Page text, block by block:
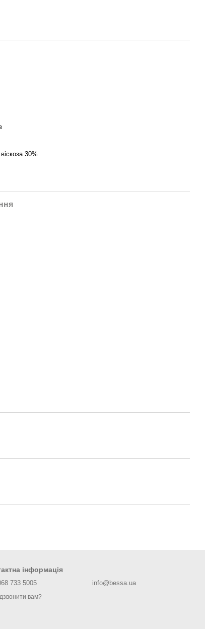
30%
інформація
733 5005
вам?
info@bessa.ua